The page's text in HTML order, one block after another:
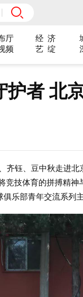
厅 经 济
频 艺 绽
者 北
齐钰、豆中秋走进
技体育的拼搏精
乐部青年交流系列